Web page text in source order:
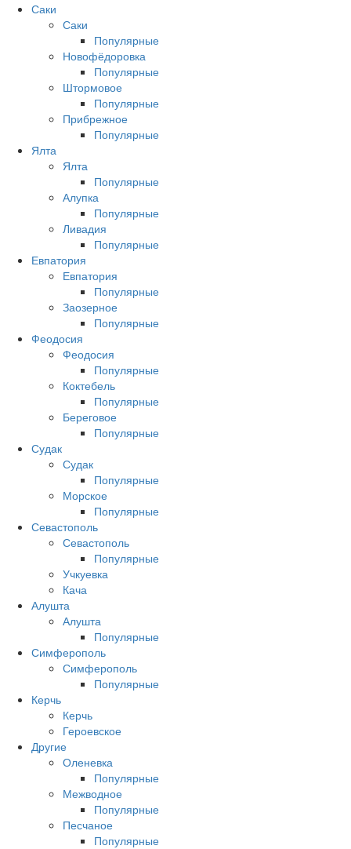
Саки
Саки
Популярные
Новофёдоровка
Популярные
Штормовое
Популярные
Прибрежное
Популярные
Ялта
Ялта
Популярные
Алупка
Популярные
Ливадия
Популярные
Евпатория
Евпатория
Популярные
Заозерное
Популярные
Феодосия
Феодосия
Популярные
Коктебель
Популярные
Береговое
Популярные
Судак
Судак
Популярные
Морское
Популярные
Севастополь
Севастополь
Популярные
Учкуевка
Кача
Алушта
Алушта
Популярные
Симферополь
Симферополь
Популярные
Керчь
Керчь
Героевское
Другие
Оленевка
Популярные
Межводное
Популярные
Песчаное
Популярные